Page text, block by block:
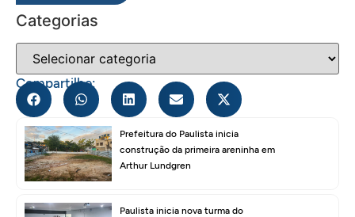
Categorias
Compartilhe:
Prefeitura do Paulista inicia
construção da primeira areninha em
Arthur Lundgren
Paulista inicia nova turma do